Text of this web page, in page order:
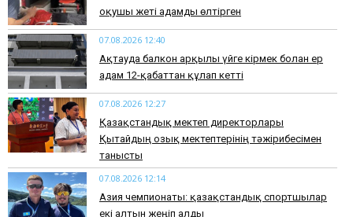
оқушы жеті адамды өлтірген
07.08.2026 12:40
Ақтауда балкон арқылы үйге кірмек болған ер
адам 12-қабаттан құлап кетті
07.08.2026 12:27
Қазақстандық мектеп директорлары
Қытайдың озық мектептерінің тәжірибесімен
танысты
07.08.2026 12:14
Азия чемпионаты: қазақстандық спортшылар
екі алтын жеңіп алды